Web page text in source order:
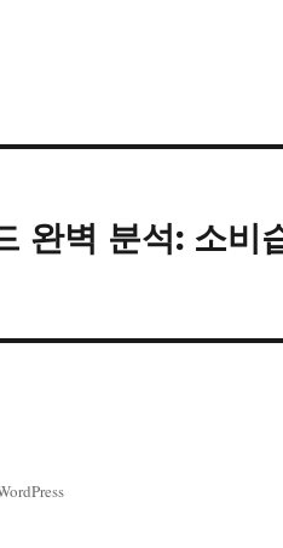
완벽 분석: 소비